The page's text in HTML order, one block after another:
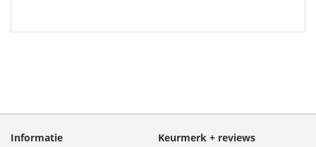
Informatie Keurmerk + reviews